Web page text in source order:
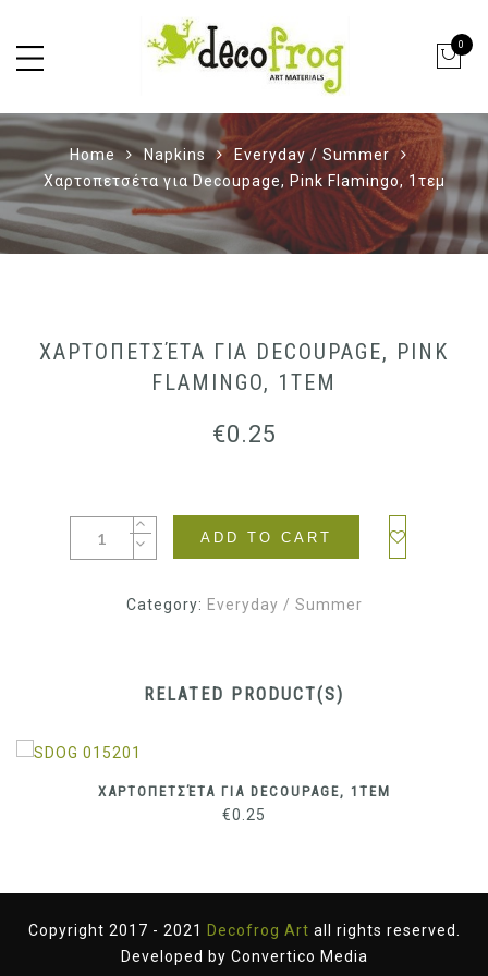
0
Home Napkins
Everyday / Summer
Χαρτοπετσέτα για Decoupage, Pink Flamingo, 1τεμ
ΧΑΡΤΟΠΕΤΣΈΤΑ ΓΙΑ DECOUPAGE, PINK
FLAMINGO, 1ΤΕΜ
€0.25
ADD TO CART
Category: Everyday / Summer
RELATED PRODUCT(S)
ΧΑΡΤΟΠΕΤΣΈΤΑ ΓΙΑ DECOUPAGE, 1ΤΕΜ
€0.25
Copyright 2017 - 2021 Decofrog Art all rights reserved.
Developed by Convertico Media